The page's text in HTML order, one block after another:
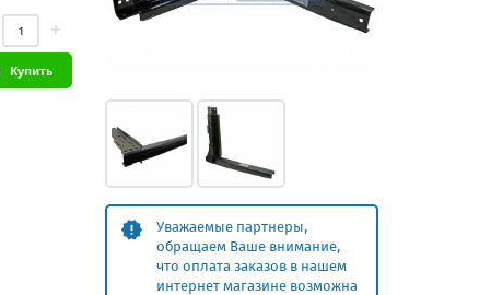
Уважаемые партнеры,
обращаем Ваше внимание,
что оплата заказов в нашем
интернет магазине возможна
Купить